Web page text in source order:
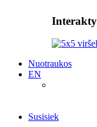
Nuotraukos
EN
Susisiek